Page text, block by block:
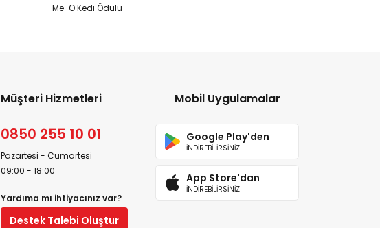
Me-O Kedi Ödülü
Müşteri Hizmetleri
0850 255 10 01
Pazartesi - Cumartesi
09:00 - 18:00
Yardıma mı ihtiyacınız var?
Destek Talebi Oluştur
Mobil Uygulamalar
Google Play'den
İNDİREBİLİRSİNİZ
App Store'dan
İNDİREBİLİRSİNİZ